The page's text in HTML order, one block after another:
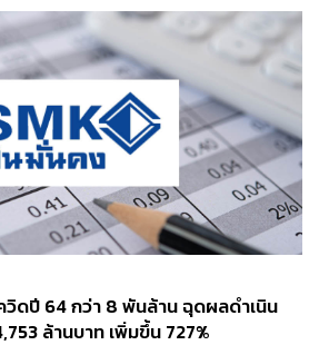
วิดปี 64 กว่า 8 พันล้าน ฉุดผลดำเนิน
ล้านบาท เพิ่มขึ้น 727%